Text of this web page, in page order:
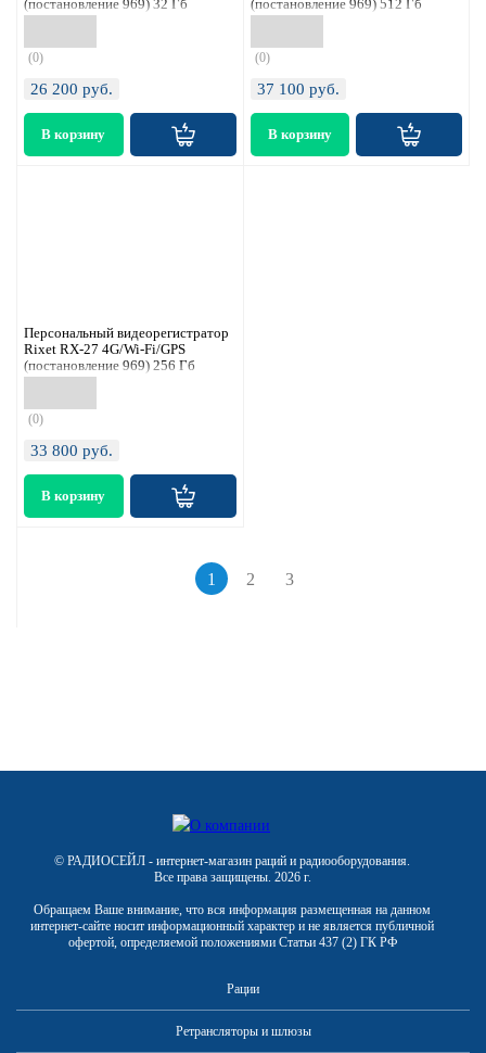
(постановление 969) 32 Гб
(0)
26 200 руб.
(постановление 969) 512 Гб
(0)
37 100 руб.
Персональный видеорегистратор
Rixet RX-27 4G/Wi-Fi/GPS
(постановление 969) 256 Гб
(0)
33 800 руб.
1 2 3
© РАДИОСЕЙЛ - интернет-магазин раций и радиооборудования.
Все права защищены. 2026 г.
Обращаем Ваше внимание, что вся информация размещенная на данном
интернет-сайте носит информационный характер и не является публичной
офертой, определяемой положениями Статьи 437 (2) ГК РФ
Рации
Ретрансляторы и шлюзы